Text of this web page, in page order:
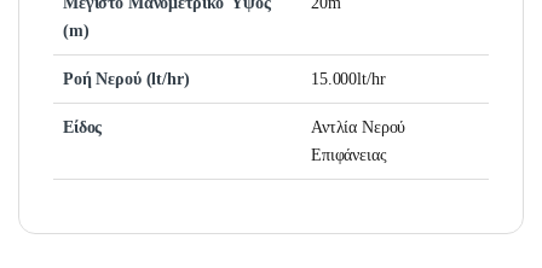
(m)
Ροή Νερού (lt/hr) 15.000lt/hr
Είδος
Αντλία Νερού
Επιφάνειας